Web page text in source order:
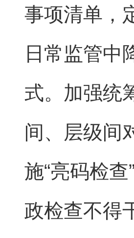
事项清单，
日常监管中
式。加强统
间、层级间
施“亮码检
政检查不得